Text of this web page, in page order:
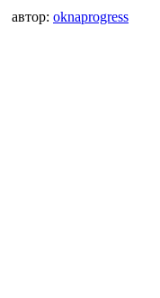
автор: oknaprogress